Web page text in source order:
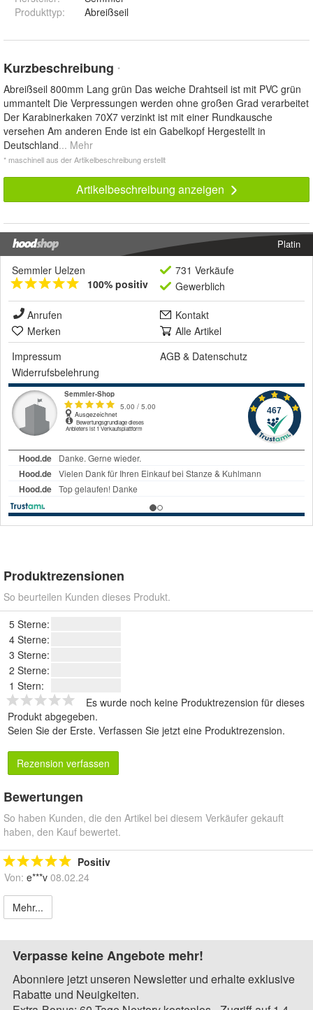
Produkttyp: Abreißseil
Kurzbeschreibung *
Abreißseil 800mm Lang grün Das weiche Drahtseil ist mit PVC grün
ummantelt Die Verpressungen werden ohne großen Grad verarbeitet
Der Karabinerkaken 70X7 verzinkt ist mit einer Rundkausche
versehen Am anderen Ende ist ein Gabelkopf Hergestellt in
Deutschland... Mehr
* maschinell aus der Artikelbeschreibung erstellt
Artikelbeschreibung anzeigen
Platin
Semmler Uelzen
100% positiv
731 Verkäufe
Gewerblich
Anrufen
Kontakt
Merken
Alle Artikel
Impressum
AGB & Datenschutz
Widerrufsbelehrung
Produktrezensionen
So beurteilen Kunden dieses Produkt.
5 Sterne:
4 Sterne:
3 Sterne:
2 Sterne:
1 Stern:
Es wurde noch keine Produktrezension für dieses
Produkt abgegeben.
Seien Sie der Erste. Verfassen Sie jetzt eine Produktrezension.
Rezension verfassen
Bewertungen
So haben Kunden, die den Artikel bei diesem Verkäufer gekauft
haben, den Kauf bewertet.
Positiv
Von: e***v 08.02.24
Mehr...
Verpasse keine Angebote mehr!
Abonniere jetzt unseren Newsletter und erhalte exklusive
Rabatte und Neuigkeiten.